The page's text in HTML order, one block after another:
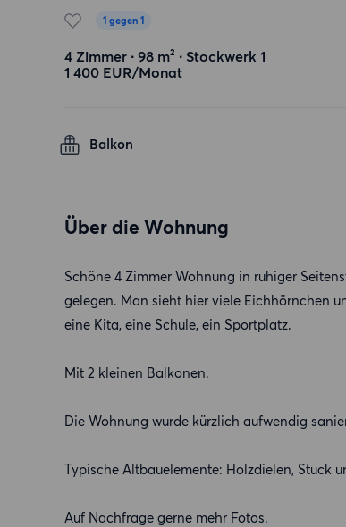
1 gegen 1
4 Zimmer ∙ 98 m² ∙ Stockwerk 1
1 400 EUR/Monat
Balkon
Über die Wohnung
Schöne 4 Zimmer Wohnung in ruhiger
gelegen. Man sieht hier viele Eichhörnchen
eine Kita, eine Schule, ein Sportplatz.
Mit 2 kleinen Balkonen.
Die Wohnung wurde kürzlich aufwendig
Typische Altbauelemente: Holzdielen, Stuck
Auf Nachfrage gerne mehr Fotos.